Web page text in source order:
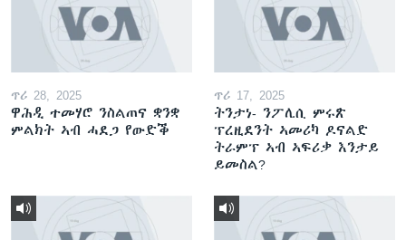
ጥሪ 28, 2025
ዋሕዲ ተመሃሮ ንስልጠና ቋንቋ
ምልክት ኣብ ሓደጋ የውድቕ
ጥሪ 17, 2025
ትንታነ- ንፖሊሲ ምሩጽ
ፕረዚደንት ኣመሪካ ዶናልድ
ትራምፕ ኣብ ኣፍሪቃ እንታይ
ይመስል?